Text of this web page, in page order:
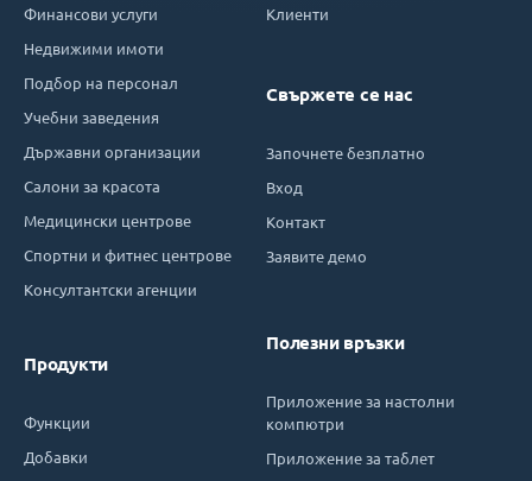
Финансови услуги
Недвижими имоти
Подбор на персонал
Учебни заведения
Държавни организации
Салони за красота
Медицински центрове
Спортни и фитнес центрове
Консултантски агенции
Продукти
Функции
Добавки
Клиенти
Свържете се нас
Започнете безплатно
Вход
Контакт
Заявите демо
Полезни връзки
Приложение за настолни
компютри
Приложение за таблет